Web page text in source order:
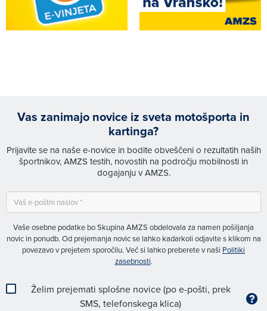
Vas zanimajo novice iz sveta motošporta in
kartinga?
Prijavite se na naše e-novice in bodite obveščeni o rezultatih naših
športnikov, AMZS testih, novostih na področju mobilnosti in
dogajanju v AMZS.
Vaše osebne podatke bo Skupina AMZS obdelovala za namen pošiljanja
novic in ponudb. Od prejemanja novic se lahko kadarkoli odjavite s klikom na
povezavo v prejetem sporočilu. Več si lahko preberete v naši Politiki
zasebnosti.
Želim prejemati splošne novice (po e-pošti, prek
SMS, telefonskega klica)